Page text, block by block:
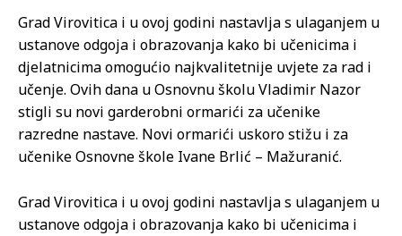
Grad Virovitica i u ovoj godini nastavlja s ulaganjem u
ustanove odgoja i obrazovanja kako bi učenicima i
djelatnicima omogućio najkvalitetnije uvjete za rad i
učenje. Ovih dana u Osnovnu školu Vladimir Nazor
stigli su novi garderobni ormarići za učenike
razredne nastave. Novi ormarići uskoro stižu i za
učenike Osnovne škole Ivane Brlić – Mažuranić.
Grad Virovitica i u ovoj godini nastavlja s ulaganjem u
ustanove odgoja i obrazovanja kako bi učenicima i